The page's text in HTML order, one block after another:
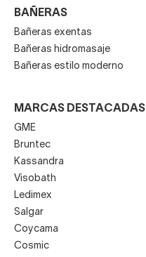
BAÑERAS
Bañeras exentas
Bañeras hidromasaje
Bañeras estilo moderno
MARCAS DESTACADAS
GME
Bruntec
Kassandra
Visobath
Ledimex
Salgar
Coycama
Cosmic